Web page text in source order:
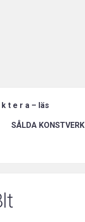
k t e r a – läs
SÅLDA KONSTVERK